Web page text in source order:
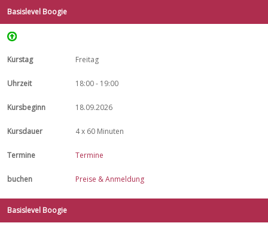
Basislevel Boogie
Freitag
18:00 - 19:00
18.09.2026
4 x 60 Minuten
Termine
Preise & Anmeldung
Basislevel Boogie